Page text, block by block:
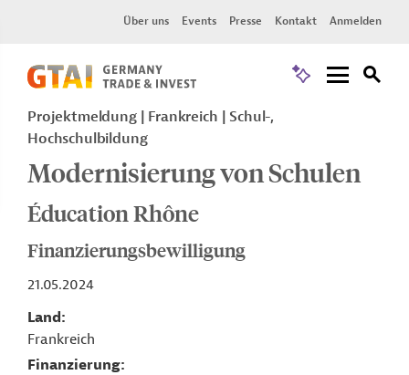
Über uns Events Presse Kontakt Anmelden
Projektmeldung Frankreich
Schul-,
Hochschulbildung
Modernisierung von Schulen
Éducation Rhône
Finanzierungsbewilligung
21.05.2024
Land
Frankreich
Finanzierung